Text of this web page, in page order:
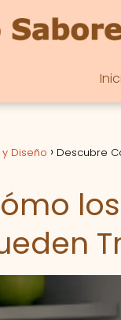
Diseño
Descubre